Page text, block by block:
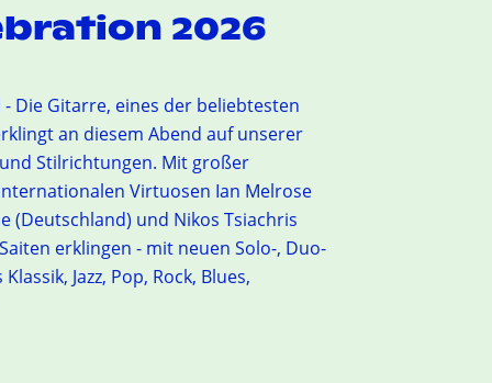
2026
Die Gitarre, eines der beliebtesten
an diesem Abend auf unserer
Stilrichtungen. Mit großer
Virtuosen Ian Melrose
(Deutschland) und Nikos Tsiachris
erklingen - mit neuen Solo-, Duo-
Jazz, Pop, Rock, Blues,